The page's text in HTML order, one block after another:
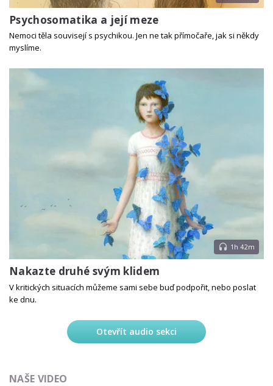
Psychosomatika a její meze
Nemoci těla souvisejí s psychikou. Jen ne tak přímočaře, jak si někdy
myslíme.
1h 42m
Nakazte druhé svým klidem
V kritických situacích můžeme sami sebe buď podpořit, nebo poslat
ke dnu.
Otevřít audio sekci
NAŠE VIDEO